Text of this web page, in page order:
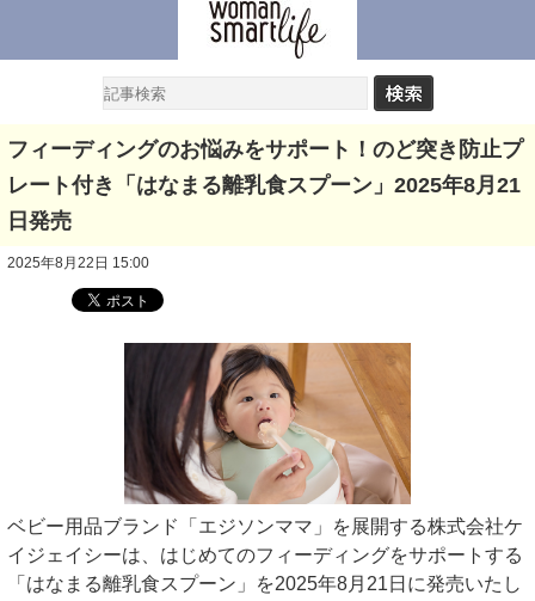
フィーディングのお悩みをサポート！のど突き防止プ
レート付き「はなまる離乳食スプーン」2025年8月21
日発売
2025年8月22日 15:00
ベビー用品ブランド「エジソンママ」を展開する株式会社ケ
イジェイシーは、はじめてのフィーディングをサポートする
「はなまる離乳食スプーン」を2025年8月21日に発売いたし